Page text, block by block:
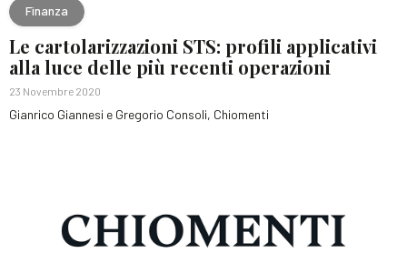
Finanza
Le cartolarizzazioni STS: profili applicativi
alla luce delle più recenti operazioni
23 Novembre 2020
Gianrico Giannesi e Gregorio Consoli, Chiomenti